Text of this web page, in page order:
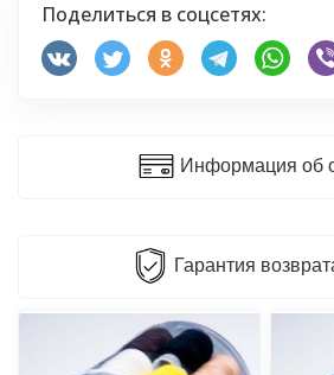
Поделиться в соцсетях:
Информация об
Гарантия